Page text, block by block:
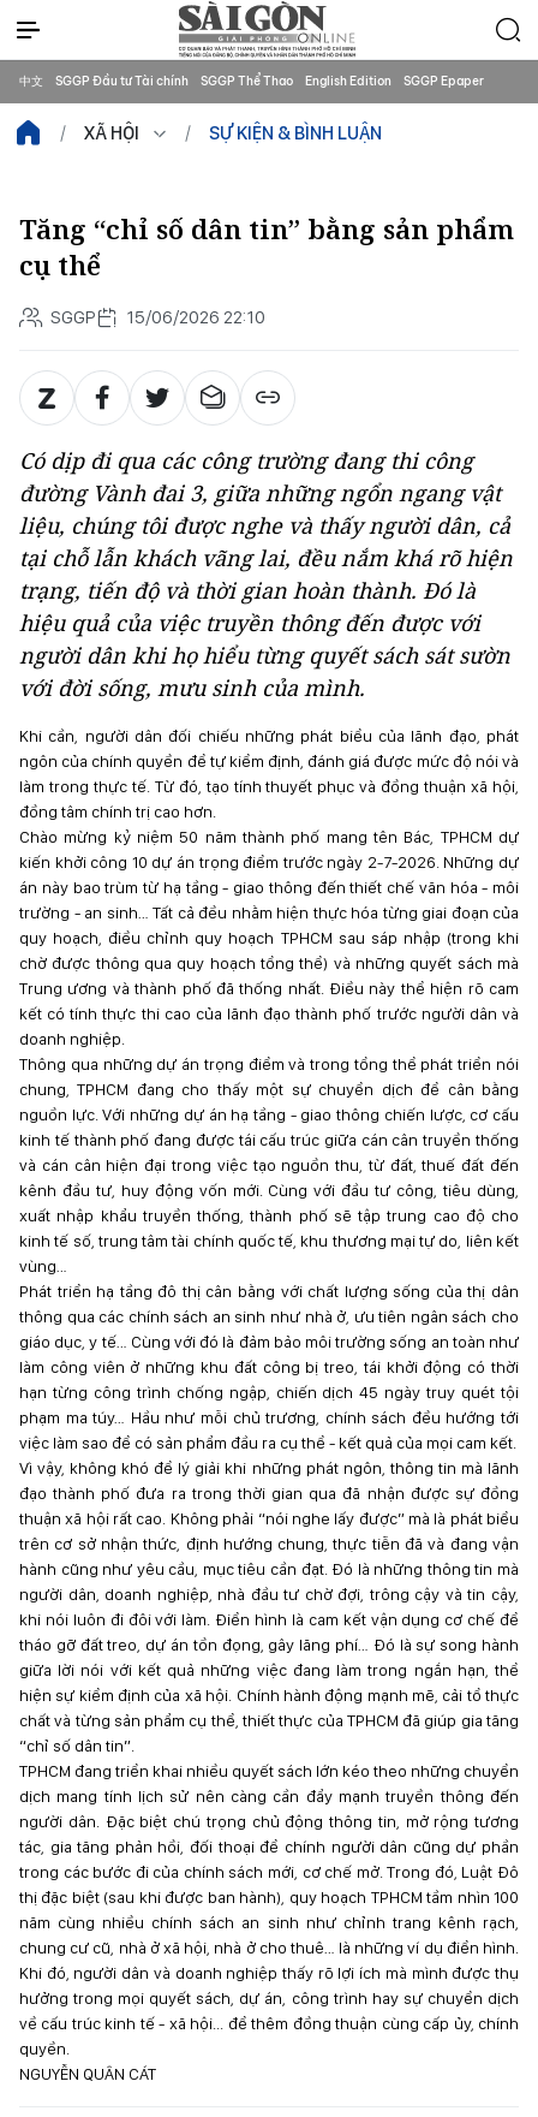
中文 SGGP Đầu tư Tài chính SGGP Thể Thao English Edition SGGP Epaper
XÃ HỘI SỰ KIỆN & BÌNH LUẬN
Tăng “chỉ số dân tin” bằng sản phẩm
cụ thể
SGGP 15/06/2026 22:10
Có dịp đi qua các công trường đang thi công
đường Vành đai 3, giữa những ngổn ngang vật
liệu, chúng tôi được nghe và thấy người dân, cả
tại chỗ lẫn khách vãng lai, đều nắm khá rõ hiện
trạng, tiến độ và thời gian hoàn thành. Đó là
hiệu quả của việc truyền thông đến được với
người dân khi họ hiểu từng quyết sách sát sườn
với đời sống, mưu sinh của mình.
Khi cần, người dân đối chiếu những phát biểu của lãnh đạo, phát
ngôn của chính quyền để tự kiểm định, đánh giá được mức độ nói và
làm trong thực tế. Từ đó, tạo tính thuyết phục và đồng thuận xã hội,
đồng tâm chính trị cao hơn.
Chào mừng kỷ niệm 50 năm thành phố mang tên Bác, TPHCM dự
kiến khởi công 10 dự án trọng điểm trước ngày 2-7-2026. Những dự
án này bao trùm từ hạ tầng - giao thông đến thiết chế văn hóa - môi
trường - an sinh… Tất cả đều nhằm hiện thực hóa từng giai đoạn của
quy hoạch, điều chỉnh quy hoạch TPHCM sau sáp nhập (trong khi
chờ được thông qua quy hoạch tổng thể) và những quyết sách mà
Trung ương và thành phố đã thống nhất. Điều này thể hiện rõ cam
kết có tính thực thi cao của lãnh đạo thành phố trước người dân và
doanh nghiệp.
Thông qua những dự án trọng điểm và trong tổng thể phát triển nói
chung, TPHCM đang cho thấy một sự chuyển dịch để cân bằng
nguồn lực. Với những dự án hạ tầng - giao thông chiến lược, cơ cấu
kinh tế thành phố đang được tái cấu trúc giữa cán cân truyền thống
và cán cân hiện đại trong việc tạo nguồn thu, từ đất, thuế đất đến
kênh đầu tư, huy động vốn mới. Cùng với đầu tư công, tiêu dùng,
xuất nhập khẩu truyền thống, thành phố sẽ tập trung cao độ cho
kinh tế số, trung tâm tài chính quốc tế, khu thương mại tự do, liên kết
vùng…
Phát triển hạ tầng đô thị cân bằng với chất lượng sống của thị dân
thông qua các chính sách an sinh như nhà ở, ưu tiên ngân sách cho
giáo dục, y tế… Cùng với đó là đảm bảo môi trường sống an toàn như
làm công viên ở những khu đất công bị treo, tái khởi động có thời
hạn từng công trình chống ngập, chiến dịch 45 ngày truy quét tội
phạm ma túy… Hầu như mỗi chủ trương, chính sách đều hướng tới
việc làm sao để có sản phẩm đầu ra cụ thể - kết quả của mọi cam kết.
Vì vậy, không khó để lý giải khi những phát ngôn, thông tin mà lãnh
đạo thành phố đưa ra trong thời gian qua đã nhận được sự đồng
thuận xã hội rất cao. Không phải “nói nghe lấy được” mà là phát biểu
trên cơ sở nhận thức, định hướng chung, thực tiễn đã và đang vận
hành cũng như yêu cầu, mục tiêu cần đạt. Đó là những thông tin mà
người dân, doanh nghiệp, nhà đầu tư chờ đợi, trông cậy và tin cậy,
khi nói luôn đi đôi với làm. Điển hình là cam kết vận dụng cơ chế để
tháo gỡ đất treo, dự án tồn đọng, gây lãng phí… Đó là sự song hành
giữa lời nói với kết quả những việc đang làm trong ngắn hạn, thể
hiện sự kiểm định của xã hội. Chính hành động mạnh mẽ, cải tổ thực
chất và từng sản phẩm cụ thể, thiết thực của TPHCM đã giúp gia tăng
“chỉ số dân tin”.
TPHCM đang triển khai nhiều quyết sách lớn kéo theo những chuyển
dịch mang tính lịch sử nên càng cần đẩy mạnh truyền thông đến
người dân. Đặc biệt chú trọng chủ động thông tin, mở rộng tương
tác, gia tăng phản hồi, đối thoại để chính người dân cũng dự phần
trong các bước đi của chính sách mới, cơ chế mở. Trong đó, Luật Đô
thị đặc biệt (sau khi được ban hành), quy hoạch TPHCM tầm nhìn 100
năm cùng nhiều chính sách an sinh như chỉnh trang kênh rạch,
chung cư cũ, nhà ở xã hội, nhà ở cho thuê… là những ví dụ điển hình.
Khi đó, người dân và doanh nghiệp thấy rõ lợi ích mà mình được thụ
hưởng trong mọi quyết sách, dự án, công trình hay sự chuyển dịch
về cấu trúc kinh tế - xã hội... để thêm đồng thuận cùng cấp ủy, chính
quyền.
NGUYỄN QUÂN CÁT